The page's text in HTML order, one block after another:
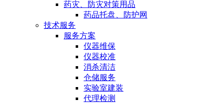
药灾、防灾对策用品
药品托盘、防护网
技术服务
服务方案
仪器维保
仪器校准
消杀清洁
仓储服务
实验室建装
代理检测